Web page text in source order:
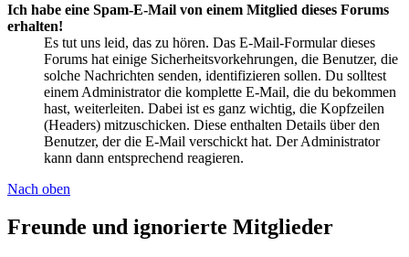
Ich habe eine Spam-E-Mail von einem Mitglied dieses Forums
erhalten!
Es tut uns leid, das zu hören. Das E-Mail-Formular dieses
Forums hat einige Sicherheitsvorkehrungen, die Benutzer, die
solche Nachrichten senden, identifizieren sollen. Du solltest
einem Administrator die komplette E-Mail, die du bekommen
hast, weiterleiten. Dabei ist es ganz wichtig, die Kopfzeilen
(Headers) mitzuschicken. Diese enthalten Details über den
Benutzer, der die E-Mail verschickt hat. Der Administrator
kann dann entsprechend reagieren.
Nach oben
Freunde und ignorierte Mitglieder